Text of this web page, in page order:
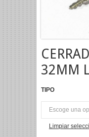
32MM
TIPO
Limpiar